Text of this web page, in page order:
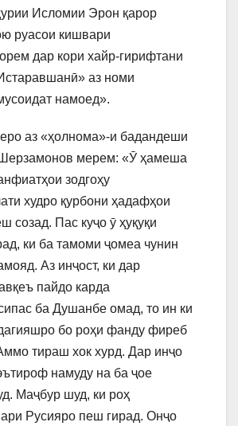
Исломии Эрон қарор
руасои кишвари
дар кори хайр-гирифтани
аз номи
намоед».
аз «ҳолнома»-и бадандеши
мерем: «Ӯ ҳамеша
зодгоҳу
худро қурбони ҳадафҳои
созад. Пас куҷо ӯ ҳуқуқи
ки ба тамоми ҷомеа чунин
Аз инҷост, ки дар
пайдо карда
ба Душанбе омад, то ин ки
бо роҳи фанду фиреб
тираш хок хурд. Дар инҷо
намуду на ба ҷое
Маҷбур шуд, ки роҳ
Русияро пеш гирад. Онҷо